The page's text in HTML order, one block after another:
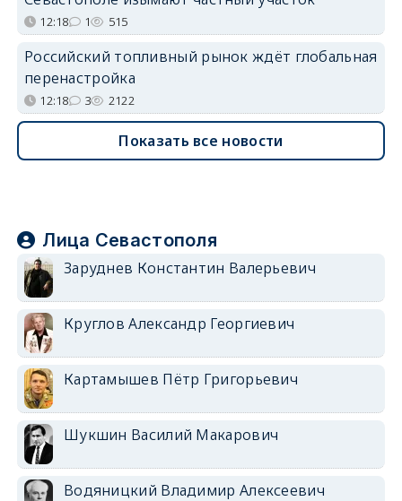
12:18 1 515
Российский топливный рынок ждёт глобальная
перенастройка
12:18 3 2122
Показать все новости
Лица Севастополя
Заруднев Константин Валерьевич
Круглов Александр Георгиевич
Картамышев Пётр Григорьевич
Шукшин Василий Макарович
Водяницкий Владимир Алексеевич